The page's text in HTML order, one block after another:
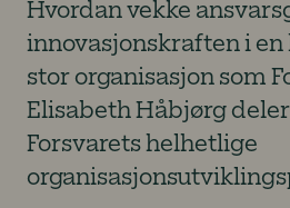
Hvordan vekke
innovasjonskraften i en
stor organisasjon som
Elisabeth Håbjørg
Forsvarets helhetlige